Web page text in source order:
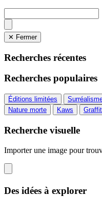
✕ Fermer
Recherches récentes
Recherches populaires
Éditions limitées
Nature morte
Kaws
Recherche visuelle
Importer une image pour
Des idées à explorer